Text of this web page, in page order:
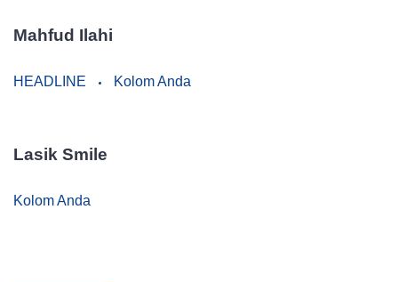
Mahfud Ilahi
HEADLINE Kolom Anda
Lasik Smile
Kolom Anda